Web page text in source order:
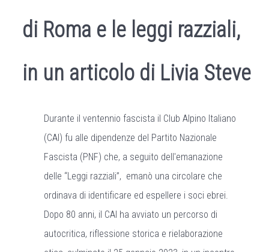
di Roma e le leggi razziali,
in un articolo di Livia Steve
Durante il ventennio fascista il Club Alpino Italiano
(CAI) fu alle dipendenze del Partito Nazionale
Fascista (PNF) che, a seguito dell'emanazione
delle “Leggi razziali”, emanò una circolare che
ordinava di identificare ed espellere i soci ebrei.
Dopo 80 anni, il CAI ha avviato un percorso di
autocritica, riflessione storica e rielaborazione